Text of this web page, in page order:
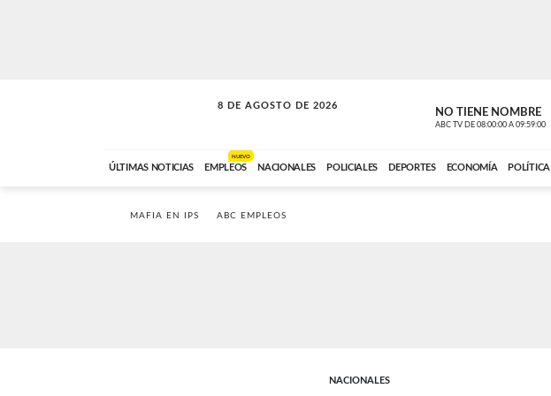
8 DE AGOSTO DE 2026
CONEXIÓN ROMANCE NO TIENE NOMBRE
ABC TV DE 08:00:00 A 09:59:00
ÚLTIMAS NOTICIAS EMPLEOS
NUEVO
NACIONALES POLICIALES DEPORTES ECONOMÍA POLÍTICA
MAFIA EN IPS ABC EMPLEOS
NACIONALES